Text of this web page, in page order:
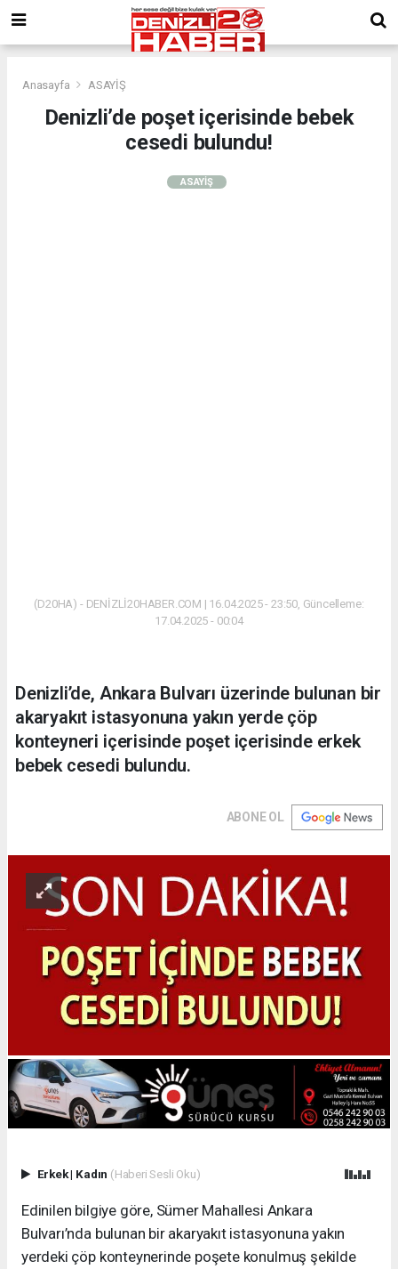
Anasayfa ASAYİŞ
Denizli’de poşet içerisinde bebek
cesedi bulundu!
ASAYİŞ
(D20HA) - DENİZLİ20HABER.COM | 16.04.2025 - 23:50, Güncelleme:
17.04.2025 - 00:04
Denizli’de, Ankara Bulvarı üzerinde bulunan bir
akaryakıt istasyonuna yakın yerde çöp
konteyneri içerisinde poşet içerisinde erkek
bebek cesedi bulundu.
ABONE OL
Erkek| Kadın (Haberi Sesli Oku)
Edinilen bilgiye göre, Sümer Mahallesi Ankara
Bulvarı’nda bulunan bir akaryakıt istasyonuna yakın
yerdeki çöp konteynerinde poşete konulmuş şekilde